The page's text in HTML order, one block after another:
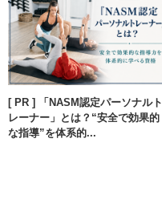
[ PR ] 「NASM認定パーソナルト
レーナー」とは？“安全で効果的
な指導”を体系的...